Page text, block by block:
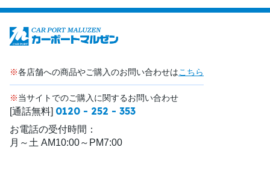
※各店舗への商品やご購入のお問い合わせはこちら
※当サイトでのご購入に関するお問い合わせ
[通話無料] 0120 - 252 - 353
お電話の受付時間：
月～土 AM10:00～PM7:00